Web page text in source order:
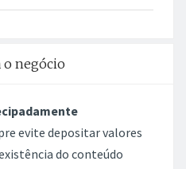
o negócio
evite depositar valores
do conteúdo